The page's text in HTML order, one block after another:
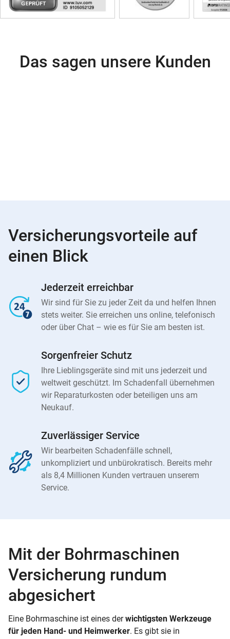
Das sagen unsere Kunden
Versicherungsvorteile auf
einen Blick
Jederzeit erreichbar
Wir sind für Sie zu jeder Zeit da und helfen Ihnen
stets weiter. Sie erreichen uns online, telefonisch
oder über Chat – wie es für Sie am besten ist.
Sorgenfreier Schutz
Ihre Lieblingsgeräte sind mit uns jederzeit und
weltweit geschützt. Im Schadenfall übernehmen
wir Reparaturkosten oder beteiligen uns am
Neukauf.
Zuverlässiger Service
Wir bearbeiten Schadenfälle schnell,
unkompliziert und unbürokratisch. Bereits mehr
als 8,4 Millionen Kunden vertrauen unserem
Service.
Mit der Bohrmaschinen
Versicherung rundum
abgesichert
Eine Bohrmaschine ist eines derwichtigsten Werkzeuge
für jeden Hand- und Heimwerker. Es gibt sie in